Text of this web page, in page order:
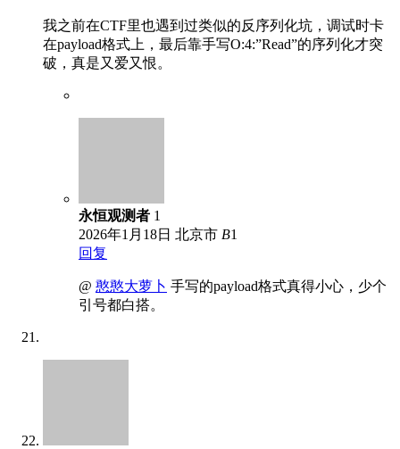
我之前在CTF里也遇到过类似的反序列化坑，调试时卡
在payload格式上，最后靠手写O:4:”Read”的序列化才突
破，真是又爱又恨。
永恒观测者 1
2026年1月18日 北京市 B1
回复
@ 憨憨大萝卜 手写的payload格式真得小心，少个
引号都白搭。